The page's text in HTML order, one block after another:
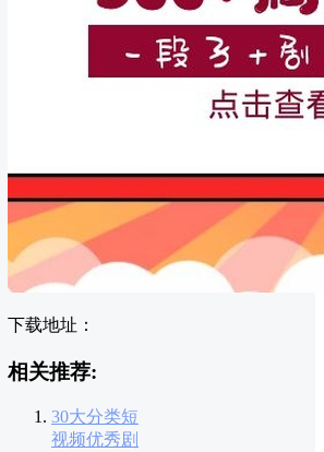
下载地址：
相关推荐:
30大分类短
视频优秀剧